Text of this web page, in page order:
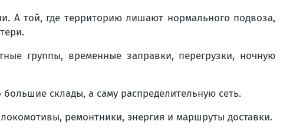
А той, где территорию лишают нормального подвоза,
группы, временные заправки, перегрузки, ночную
склады, а саму распределительную сеть.
ремонтники, энергия и маршруты доставки.